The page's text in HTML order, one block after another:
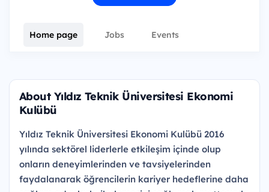
Home page Jobs Events
About Yıldız Teknik Üniversitesi Ekonomi
Kulübü
Yıldız Teknik Üniversitesi Ekonomi Kulübü 2016
yılında sektörel liderlerle etkileşim içinde olup
onların deneyimlerinden ve tavsiyelerinden
faydalanarak öğrencilerin kariyer hedeflerine daha